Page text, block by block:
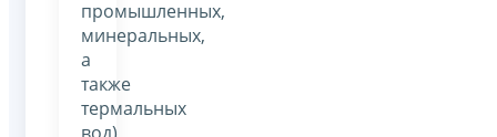
промышленных,
минеральных,
а
также
термальных